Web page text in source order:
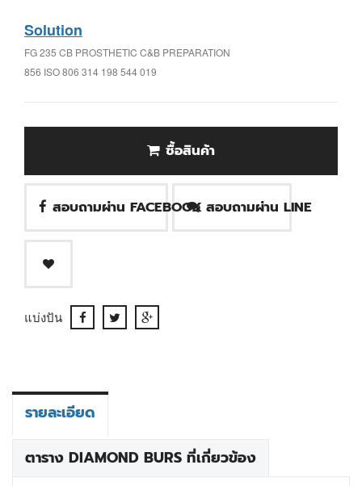
Solution
FG 235 CB PROSTHETIC C&B PREPARATION
856 ISO 806 314 198 544 019
ซื้อสินค้า
สอบถามผ่าน FACEBOOK สอบถามผ่าน LINE
แบ่งปัน
รายละเอียด
ตาราง DIAMOND BURS ที่เกี่ยวข้อง